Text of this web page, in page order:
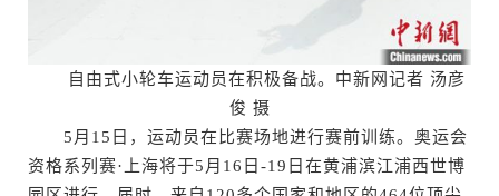
自由式小轮车运动员在积极备战。中新网记者 汤彦
俊 摄
5月15日，运动员在比赛场地进行赛前训练。奥运会
资格系列赛·上海将于5月16日-19日在黄浦滨江浦西世博